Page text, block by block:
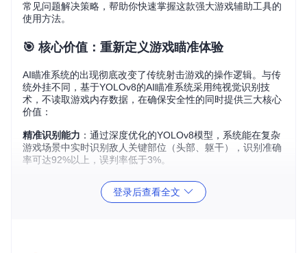
常见问题解决策略，帮助你快速掌握这款强大游戏辅助工具的
使用方法。
🎯 核心价值：重新定义游戏瞄准体验
AI瞄准系统的出现彻底改变了传统射击游戏的操作逻辑。与传
统外挂不同，基于YOLOv8的AI瞄准系统采用纯视觉识别技
术，不读取游戏内存数据，在确保安全性的同时提供三大核心
价值：
精准识别能力 ：通过深度优化的YOLOv8模型，系统能在复杂
游戏场景中实时识别敌人关键部位（头部、躯干），识别准确
率可达92%以上，误判率低于3%。
：采用多进程架构设计，将目标检测与鼠标控
制分离处理，确保瞄准响应延迟控制在15ms以内，远低于人
登录后查看全文